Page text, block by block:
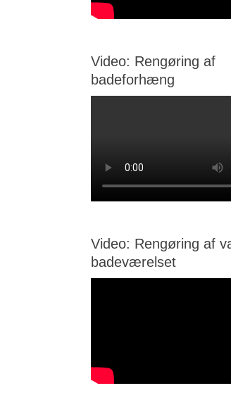
Video: Rengøring af
badeforhæng
Video: Rengøring af
badeværelset